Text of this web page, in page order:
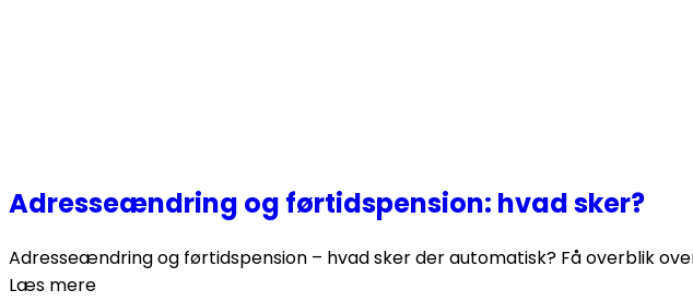
Adresseændring og førtidspension: hvad sker?
Adresseændring og førtidspension – hvad sker der automatisk? Få overblik
Læs mere